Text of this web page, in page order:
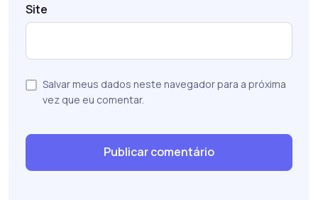
Site
Salvar meus dados neste navegador para a próxima
vez que eu comentar.